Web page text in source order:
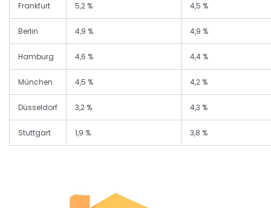
Frankfurt 5,2 % 4,5 %
Berlin 4,9 % 4,9 %
Hamburg 4,6 % 4,4 %
München 4,5 % 4,2 %
Düsseldorf 3,2 % 4,3 %
Stuttgart 1,9 % 3,8 %